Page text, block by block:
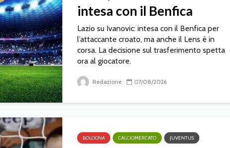
intesa con il Benfica
Lazio su Ivanovic: intesa con il Benfica per
l’attaccante croato, ma anche il Lens è in
corsa. La decisione sul trasferimento spetta
ora al giocatore.
Redazione 07/08/2026
BOLOGNA CALCIOMERCATO JUVENTUS